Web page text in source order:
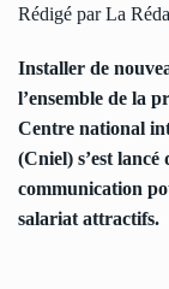
Rédigé par La
Installer de
l’ensemble de la
Centre national
(Cniel) s’est
communication
salariat attractifs.